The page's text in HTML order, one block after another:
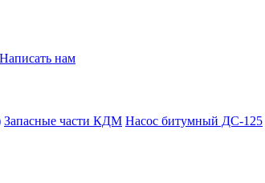
Написать нам
Запасные части КДМ Насос битумный ДС-125